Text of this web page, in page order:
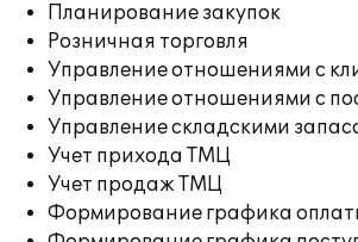
Планирование закупок
Розничная торговля
Управление отношениями с
Управление отношениями с
Управление складскими
Учет прихода ТМЦ
Учет продаж ТМЦ
Формирование графика